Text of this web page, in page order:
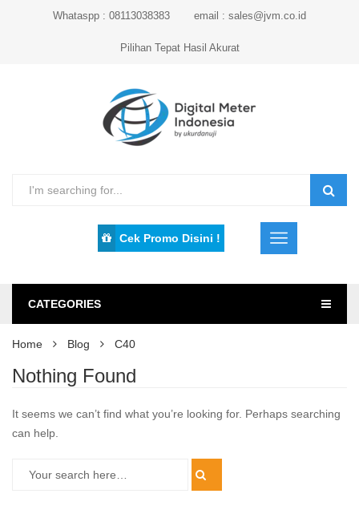
Whataspp : 08113038383 email : sales@jvm.co.id
Pilihan Tepat Hasil Akurat
Cek Promo Disini !
CATEGORIES
Home Blog C40
Nothing Found
It seems we can’t find what you’re looking for. Perhaps searching
can help.